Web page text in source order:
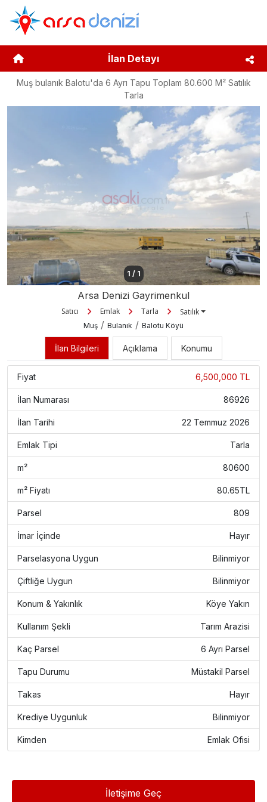
İlan Detayı
Muş bulanık Balotu'da 6 Ayrı Tapu Toplam 80.600 M² Satılık
Tarla
1 / 1
Arsa Denizi Gayrimenkul
Satıcı Emlak Tarla Satılık
Muş / Bulanık / Balotu Köyü
İlan Bilgileri Açıklama Konumu
Fiyat 6,500,000 TL
İlan Numarası 86926
İlan Tarihi 22 Temmuz 2026
Emlak Tipi Tarla
m² 80600
m² Fiyatı 80.65TL
Parsel 809
İmar İçinde Hayır
Parselasyona Uygun Bilinmiyor
Çiftliğe Uygun Bilinmiyor
Konum & Yakınlık Köye Yakın
Kullanım Şekli Tarım Arazisi
Kaç Parsel 6 Ayrı Parsel
Tapu Durumu Müstakil Parsel
Takas Hayır
Krediye Uygunluk Bilinmiyor
Kimden Emlak Ofisi
İletişime Geç